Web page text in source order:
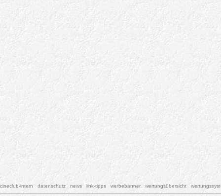
cineclub-intern datenschutz news link-tipps werbebanner wertungsübersicht